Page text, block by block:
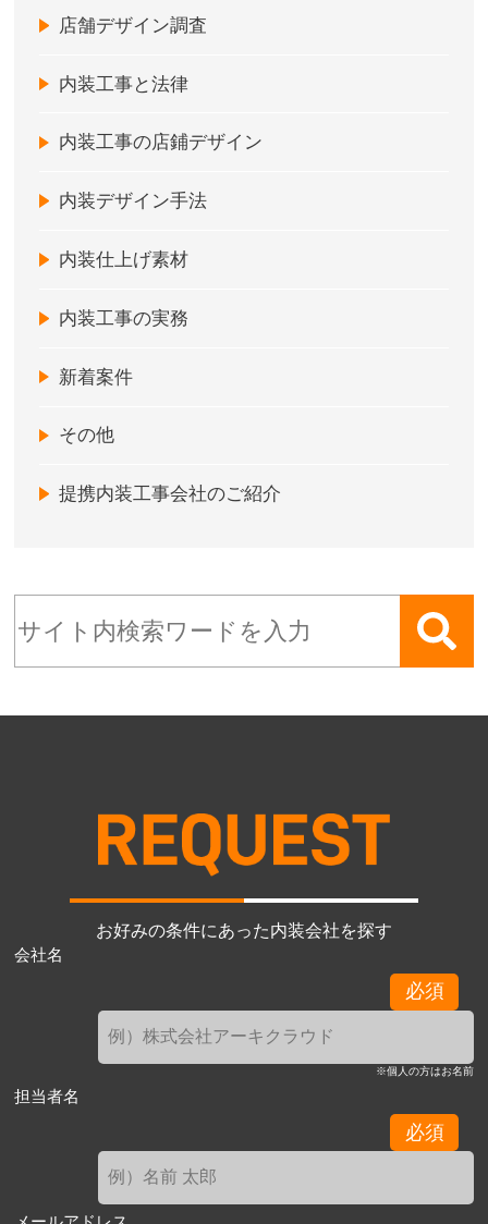
店舗デザイン調査
内装工事と法律
内装工事の店鋪デザイン
内装デザイン手法
内装仕上げ素材
内装工事の実務
新着案件
その他
提携内装工事会社のご紹介
お好みの条件にあった内装会社を探す
会社名
必須
※個人の方はお名前
担当者名
必須